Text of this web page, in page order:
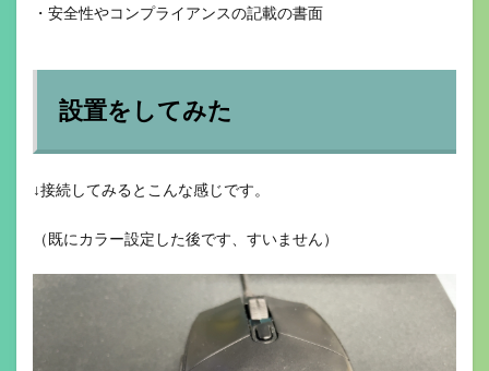
・安全性やコンプライアンスの記載の書面
設置をしてみた
↓接続してみるとこんな感じです。
（既にカラー設定した後です、すいません）